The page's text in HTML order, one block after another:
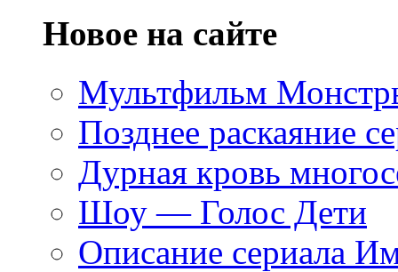
Новое на сайте
Мультфильм
Позднее раскаяние
Дурная кровь
Шоу — Голос Дети
Описание сериала